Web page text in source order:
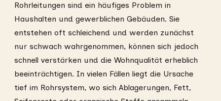
Rohrleitungen sind ein häufiges Problem in
Haushalten und gewerblichen Gebäuden. Sie
entstehen oft schleichend und werden zunächst
nur schwach wahrgenommen, können sich jedoch
schnell verstärken und die Wohnqualität erheblich
beeinträchtigen. In vielen Fällen liegt die Ursache
tief im Rohrsystem, wo sich Ablagerungen, Fett,